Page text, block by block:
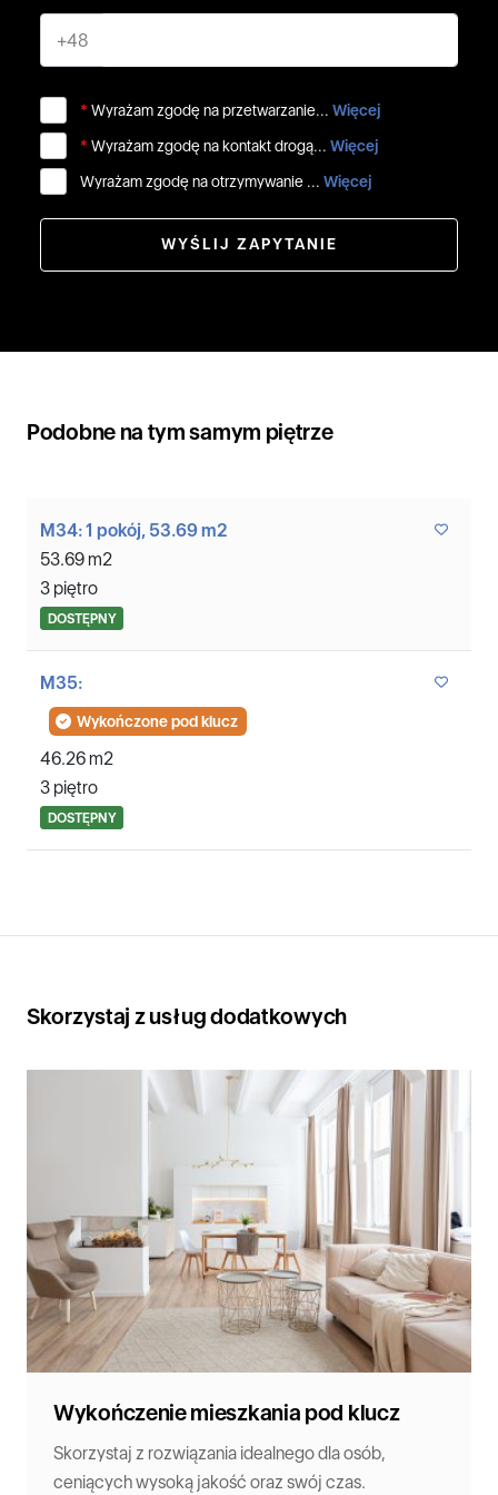
+48
* Wyrażam zgodę na przetwarzanie... Więcej
* Wyrażam zgodę na kontakt drogą... Więcej
Wyrażam zgodę na otrzymywanie ... Więcej
WYŚLIJ ZAPYTANIE
Podobne na tym samym piętrze
M34: 1 pokój, 53.69 m2
53.69 m2
3 piętro
DOSTĘPNY
M35:
Wykończone pod klucz
46.26 m2
3 piętro
DOSTĘPNY
Skorzystaj z usług dodatkowych
Wykończenie mieszkania pod klucz
Skorzystaj z rozwiązania idealnego dla osób,
ceniących wysoką jakość oraz swój czas.